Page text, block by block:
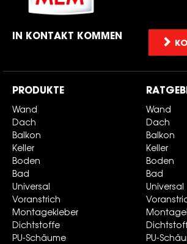
IN KONTAKT KOMMEN
PRODUKTE
Wand
Dach
Balkon
Keller
Boden
Bad
Universal
Voranstrich
Montagekleber
Dichtstoffe
PU-Schäume
Wand
Dach
Balkon
Keller
Boden
Bad
Universal
PU-